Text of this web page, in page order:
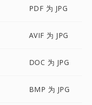
PDF 为 JPG
AVIF 为 JPG
DOC 为 JPG
BMP 为 JPG